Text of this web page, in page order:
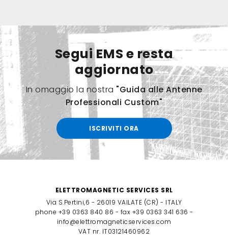
Segui EMS e resta
aggiornato
In omaggio la nostra "Guida alle Antenne
Professionali Custom"
ISCRIVITI ORA
ELETTROMAGNETIC SERVICES SRL
Via S.Pertini,6 - 26019 VAILATE (CR) - ITALY
phone +39 0363 840 86 - fax +39 0363 341 636 -
info@elettromagneticservices.com
VAT nr. IT03121460962